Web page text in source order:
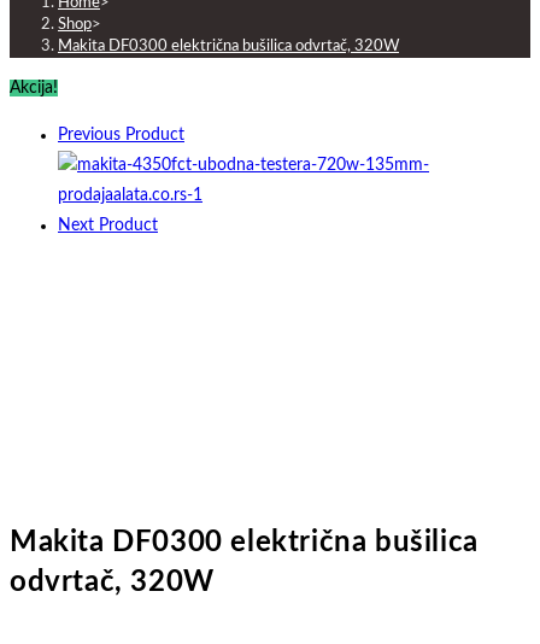
Shop>
Makita DF0300 električna bušilica odvrtač, 320W
Akcija!
Previous Product
Next Product
Makita DF0300 električna bušilica
odvrtač, 320W